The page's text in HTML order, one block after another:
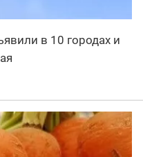
в 10 городах и